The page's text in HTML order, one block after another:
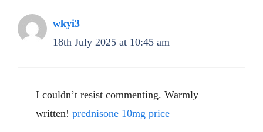
wkyi3
18th July 2025 at 10:45 am
I couldn’t resist commenting. Warmly
written! prednisone 10mg price